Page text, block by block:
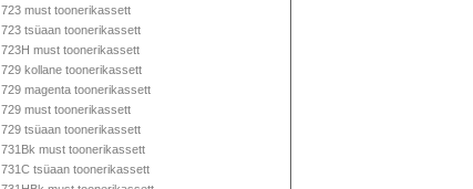
723 must toonerikassett
723 tsüaan toonerikassett
723H must toonerikassett
729 kollane toonerikassett
729 magenta toonerikassett
729 must toonerikassett
729 tsüaan toonerikassett
731Bk must toonerikassett
731C tsüaan toonerikassett